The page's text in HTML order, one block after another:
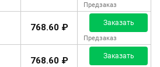
Предзаказ
768.60 ₽
Заказать
Предзаказ
768.60 ₽
Заказать